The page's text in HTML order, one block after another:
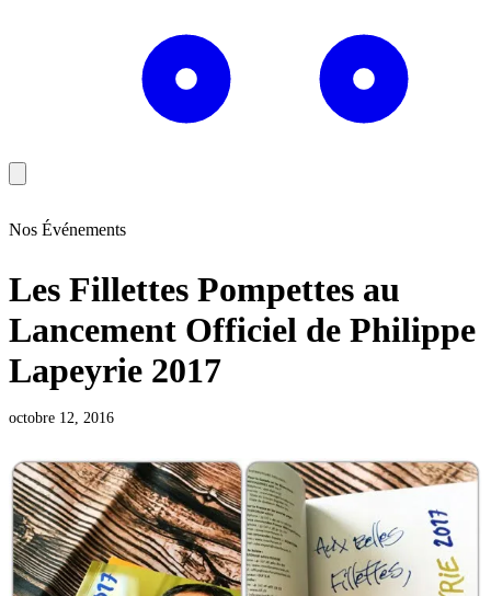
Nos Événements
Les Fillettes Pompettes au
Lancement Officiel de Philippe
Lapeyrie 2017
octobre 12, 2016